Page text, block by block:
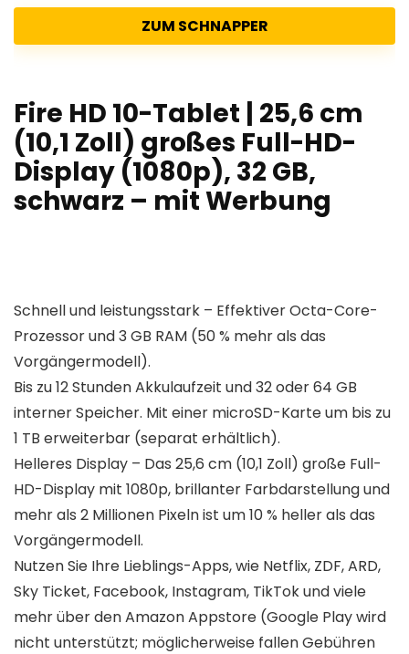
ZUM SCHNAPPER
Fire HD 10-Tablet | 25,6 cm
(10,1 Zoll) großes Full-HD-
Display (1080p), 32 GB,
schwarz – mit Werbung
Schnell und leistungsstark – Effektiver Octa-Core-
Prozessor und 3 GB RAM (50 % mehr als das
Vorgängermodell).
Bis zu 12 Stunden Akkulaufzeit und 32 oder 64 GB
interner Speicher. Mit einer microSD-Karte um bis zu
1 TB erweiterbar (separat erhältlich).
Helleres Display – Das 25,6 cm (10,1 Zoll) große Full-
HD-Display mit 1080p, brillanter Farbdarstellung und
mehr als 2 Millionen Pixeln ist um 10 % heller als das
Vorgängermodell.
Nutzen Sie Ihre Lieblings-Apps, wie Netflix, ZDF, ARD,
Sky Ticket, Facebook, Instagram, TikTok und viele
mehr über den Amazon Appstore (Google Play wird
nicht unterstützt; möglicherweise fallen Gebühren